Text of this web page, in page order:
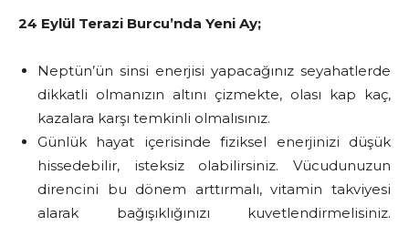
24 Eylül Terazi Burcu’nda Yeni Ay;
Neptün’ün sinsi enerjisi yapacağınız seyahatlerde
dikkatli olmanızın altını çizmekte, olası kap kaç,
kazalara karşı temkinli olmalısınız.
Günlük hayat içerisinde fiziksel enerjinizi düşük
hissedebilir, isteksiz olabilirsiniz. Vücudunuzun
direncini bu dönem arttırmalı, vitamin takviyesi
alarak bağışıklığınızı kuvetlendirmelisiniz.